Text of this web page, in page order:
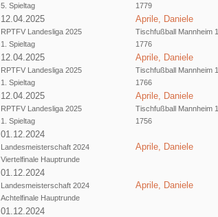
5. Spieltag
1779
12.04.2025
RPTFV Landesliga 2025
1. Spieltag
Aprile, Daniele
Tischfußball Mannheim 1
1776
12.04.2025
RPTFV Landesliga 2025
1. Spieltag
Aprile, Daniele
Tischfußball Mannheim 1
1766
12.04.2025
RPTFV Landesliga 2025
1. Spieltag
Aprile, Daniele
Tischfußball Mannheim 1
1756
01.12.2024
Landesmeisterschaft 2024
Viertelfinale Hauptrunde
Aprile, Daniele
01.12.2024
Landesmeisterschaft 2024
Achtelfinale Hauptrunde
Aprile, Daniele
01.12.2024